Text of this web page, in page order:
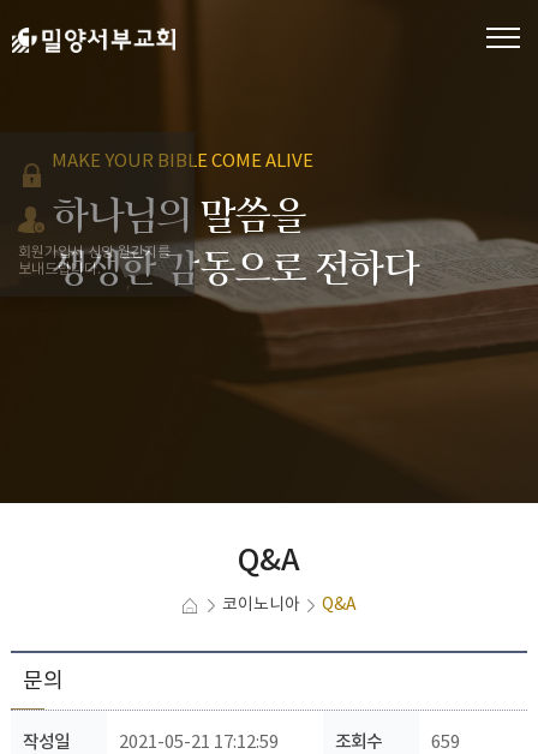
회원가입시 신앙 월간지를
보내드립니다.
MAKE YOUR BIBLE COME ALIVE
하나님의 말씀을
생생한 감동으로 전하다
Q&A
코이노니아 Q&A
문의
작성일 2021-05-21 17:12:59 조회수 659